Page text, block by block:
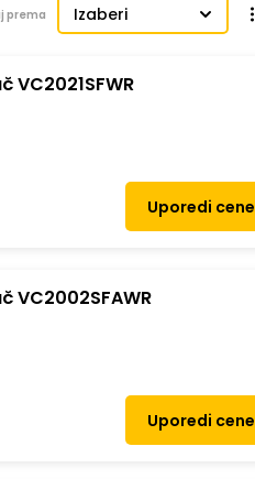
prema Izaberi
VC2021SFWR
Uporedi cene
VC2002SFAWR
Uporedi cene